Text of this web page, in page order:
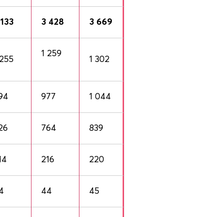
3 428 3 669
1 259
1 302
977 1 044
764 839
216 220
44 45